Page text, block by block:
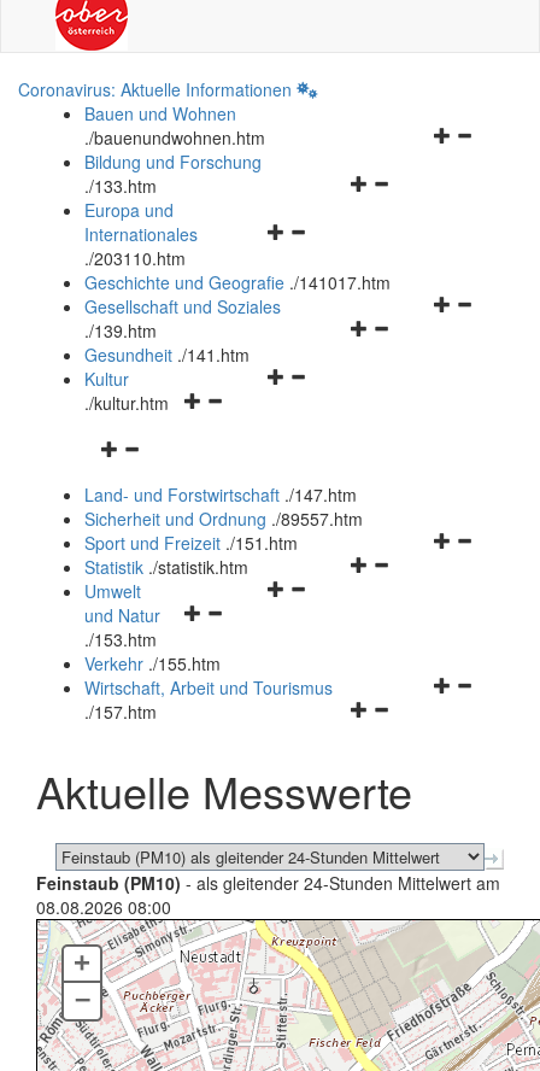
Coronavirus: Aktuelle Informationen
Bauen und Wohnen
./bauenundwohnen.htm
Navigationsmenü
Bildung und Forschung
./133.htm
Navigationsmenü
und
schließen
Europa und
Internationales
./203110.htm
Geschichte und Geografie ./141017.htm
Navigationsmenü
Gesellschaft und Soziales
./139.htm
Navigationsmenü
Gesundheit ./141.htm
Navigationsmenü
Kultur
./kultur.htm
Navigationsmenü
und
schließen
Land- und Forstwirtschaft ./147.htm
Sicherheit und Ordnung ./89557.htm
Navigationsmenü
Sport und Freizeit ./151.htm
Navigationsmenü
Statistik ./statistik.htm
Navigationsmenü
und
schließen
Umwelt
und Natur
./153.htm
Verkehr ./155.htm
Navigationsmenü
schließen
Wirtschaft, Arbeit und Tourismus
./157.htm
Aktuelle Messwerte
Feinstaub (PM10) - als gleitender 24-Stunden Mittelwert am
08.08.2026 08:00
+
–